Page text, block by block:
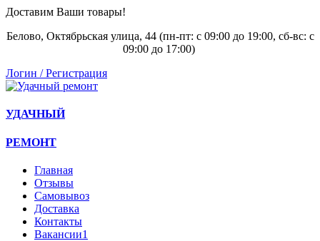
Доставим Ваши товары!
Белово, Октябрьская улица, 44 (пн-пт: с 09:00 до 19:00, сб-вс: с
09:00 до 17:00)
Логин / Регистрация
УДАЧНЫЙ
РЕМОНТ
Главная
Отзывы
Самовывоз
Доставка
Контакты
Вакансии1